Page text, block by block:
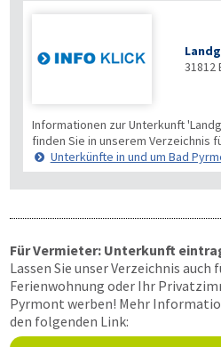
31812
Informationen zur Unterkunft
finden Sie in unserem Verzeichnis
Unterkünfte in und um Bad
Für Vermieter: Unterkunft
Lassen Sie unser Verzeichnis auch
Ferienwohnung oder Ihr
Pyrmont werben! Mehr
den folgenden Link: